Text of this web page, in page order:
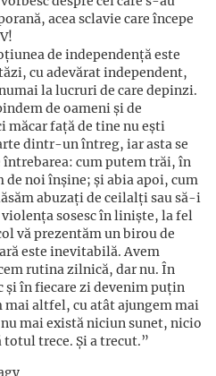
acea sclavie care începe
de independență este
cu adevărat independent,
la lucruri de care depinzi.
de oameni și de
măcar față de tine nu ești
dintr-un întreg, iar asta se
întrebarea: cum putem trăi, în
de noi înșine; și abia apoi, cum
abuzați de ceilalți sau să-i
sosesc în liniște, la fel
vă prezentăm un birou de
este inevitabilă. Avem
rutina zilnică, dar nu. În
în fiecare zi devenim puțin
altfel, cu atât ajungem mai
mai există niciun sunet, nicio
trece. Și a trecut.”